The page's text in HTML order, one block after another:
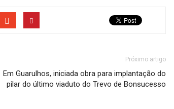
Próximo artigo
Em Guarulhos, iniciada obra para implantação do
pilar do último viaduto do Trevo de Bonsucesso